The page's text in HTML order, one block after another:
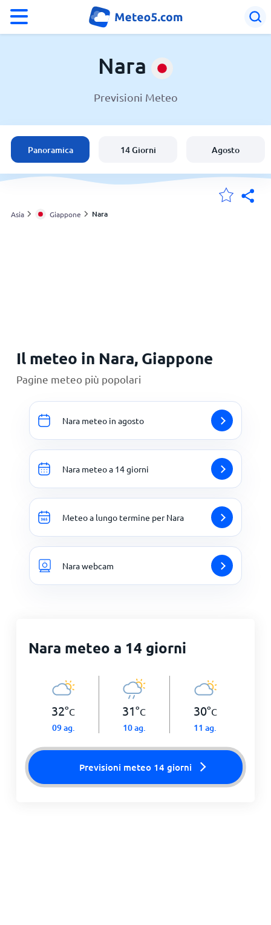
Giappone
Italia
Svizzera
Nara
Previsioni Meteo
Panoramica 14 Giorni Agosto
Asia Giappone Nara
Il meteo in Nara, Giappone
Pagine meteo più popolari
Nara meteo in agosto
Nara meteo a 14 giorni
Meteo a lungo termine per Nara
Nara webcam
Nara meteo a 14 giorni
32°C
09 ag.
31°C
10 ag.
30°C
11 ag.
Previsioni meteo 14 giorni